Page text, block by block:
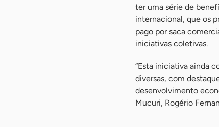
ter uma série de
internacional, que os
pago por saca
iniciativas coletivas.
“Esta iniciativa ainda
diversas, com
desenvolvimento
Mucuri, Rogério